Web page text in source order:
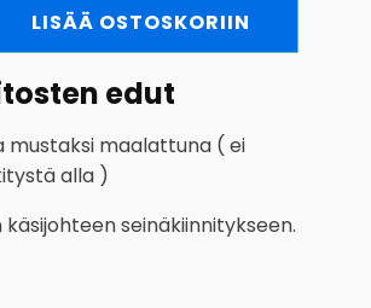
LISÄÄ OSTOSKORIIN
edut
mustaksi maalattuna ( ei
alla )
seinäkiinnitykseen.